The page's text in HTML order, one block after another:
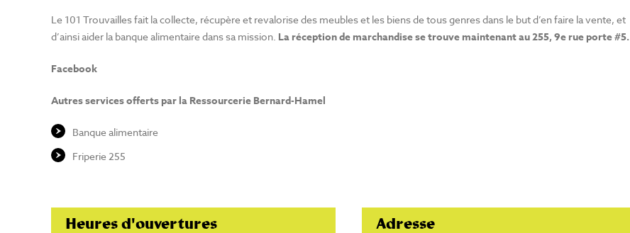
Le 101 Trouvailles fait la collecte, récupère et revalorise des meubles et les biens de tous genres dans le but d’en faire la vente, et
d’ainsi aider la banque alimentaire dans sa mission. La réception de marchandise se trouve maintenant au 255, 9e rue porte #5.
Facebook
Autres services offerts par la Ressourcerie Bernard-Hamel
Banque alimentaire
Friperie 255
Heures d'ouvertures Adresse